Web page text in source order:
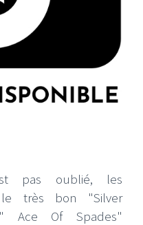
pas oublié, les
le très bon "Silver
Ace Of Spades"